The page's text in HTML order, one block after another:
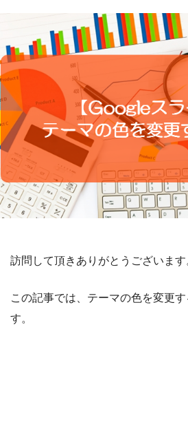
訪問して頂きありがとうございます
この記事では、テーマの色を変更
す。